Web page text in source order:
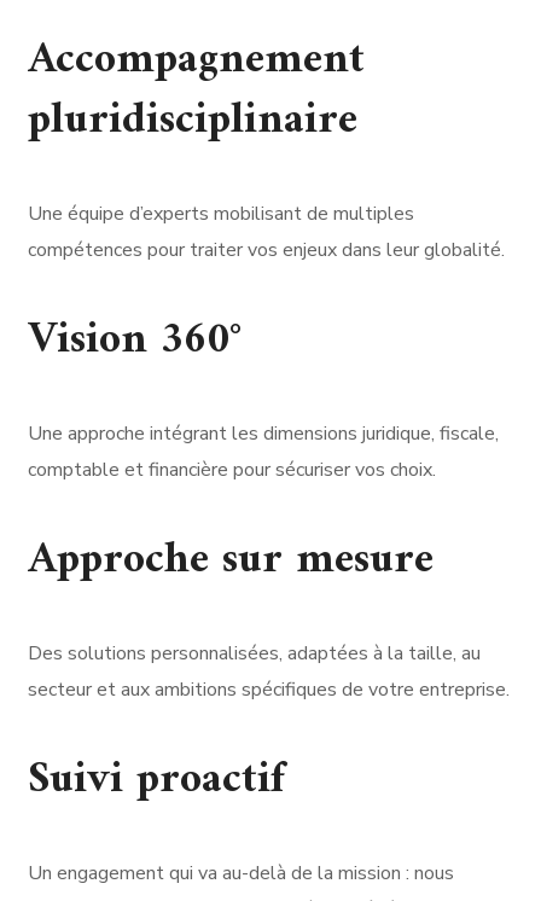
Accompagnement
pluridisciplinaire
Une équipe d’experts mobilisant de multiples
compétences pour traiter vos enjeux dans leur globalité.
Vision 360°
Une approche intégrant les dimensions juridique, fiscale,
comptable et financière pour sécuriser vos choix.
Approche sur mesure
Des solutions personnalisées, adaptées à la taille, au
secteur et aux ambitions spécifiques de votre entreprise.
Suivi proactif
Un engagement qui va au-delà de la mission : nous